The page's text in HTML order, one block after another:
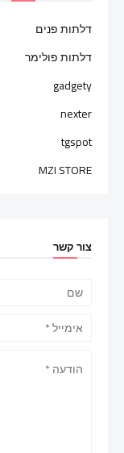
דלתות פנים
דלתות פולימר
gadgety
nexter
tgspot
MZI STORE
צור קשר